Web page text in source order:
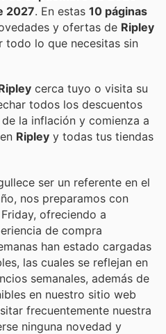
2027 . En estas 10 páginas
y ofertas de Ripley
todo lo que necesitas sin
cerca tuyo o visita su
todos los descuentos
la inflación y comienza a
Ripley y todas tus tiendas
ser un referente en el
nos preparamos con
ofreciendo a
de compra
han estado cargadas
las cuales se reflejan en
semanales, además de
en nuestro sitio web
frecuentemente nuestra
ninguna novedad y